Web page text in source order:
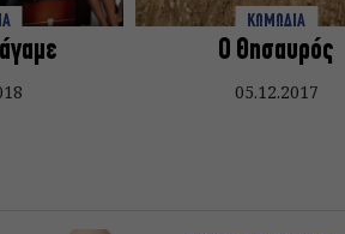
ΚΩΜΩΔΙΑ
O Θησαυρός
05.12.2017